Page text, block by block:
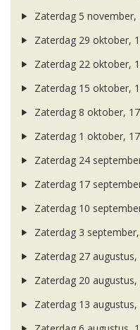
Zaterdag 5 november,
Zaterdag 29 oktober,
Zaterdag 22 oktober,
Zaterdag 15 oktober,
Zaterdag 8 oktober,
Zaterdag 1 oktober,
Zaterdag 24
Zaterdag 17
Zaterdag 10
Zaterdag 3
Zaterdag 27 augustus,
Zaterdag 20 augustus,
Zaterdag 13 augustus,